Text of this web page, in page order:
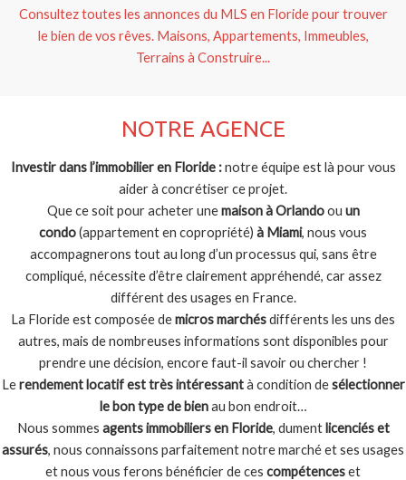
Consultez toutes les annonces du MLS en Floride pour trouver
le bien de vos rêves. Maisons, Appartements, Immeubles,
Terrains à Construire...
NOTRE AGENCE
Investir dans l’immobilier en Floride :notre équipe est là pour vous
aider à concrétiser ce projet.
Que ce soit pour acheter unemaison à Orlandoou un
condo(appartement en copropriété) à Miami, nous vous
accompagnerons tout au long d’un processus qui, sans être
compliqué, nécessite d’être clairement appréhendé, car assez
différent des usages en France.
La Floride est composée demicros marchésdifférents les uns des
autres, mais de nombreuses informations sont disponibles pour
prendre une décision, encore faut-il savoir ou chercher !
Lerendement locatif est très intéressantà condition desélectionner
le bon type de bienau bon endroit…
Nous sommes agents immobiliers en Floride, dument licenciés et
assurés, nous connaissons parfaitement notre marché et ses usages
et nous vous ferons bénéficier de ces compétenceset